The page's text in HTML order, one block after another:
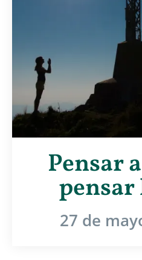
Pensar
27 de